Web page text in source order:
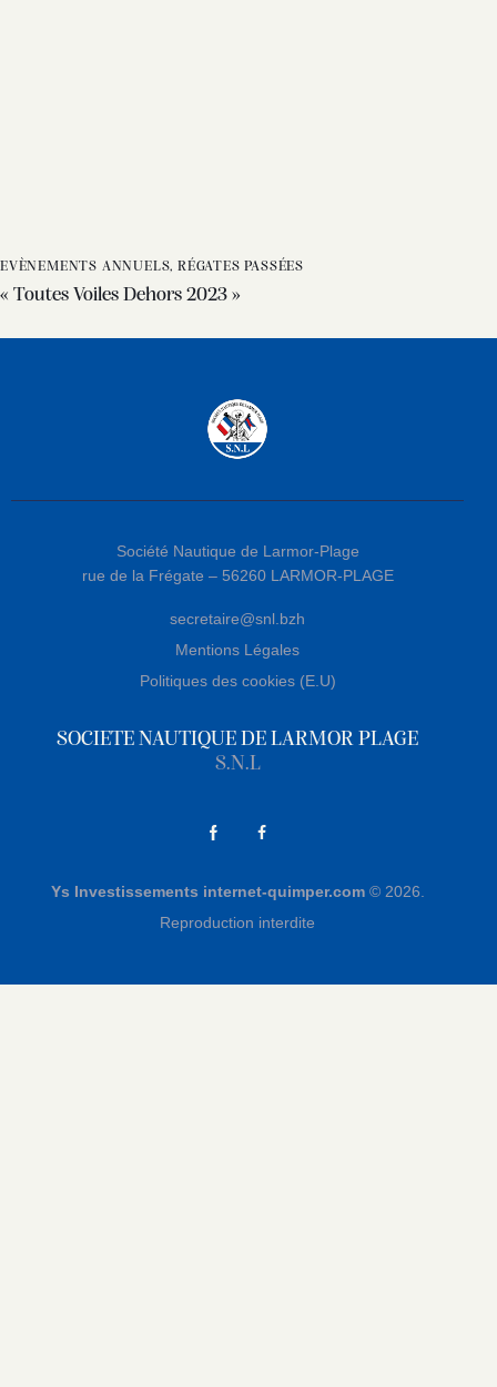
EVÈNEMENTS ANNUELS,RÉGATES PASSÉES
« Toutes Voiles Dehors 2023 »
Société Nautique de Larmor-Plage
rue de la Frégate – 56260 LARMOR-PLAGE
secretaire@snl.bzh
Mentions Légales
Politiques des cookies (E.U)
SOCIETE NAUTIQUE DE LARMOR PLAGE
S.N.L
Ys Investissements internet-quimper.com© 2026.
Reproduction interdite